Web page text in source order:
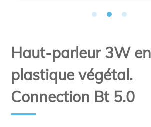
Haut-parleur 3W en
plastique végétal.
Connection Bt 5.0